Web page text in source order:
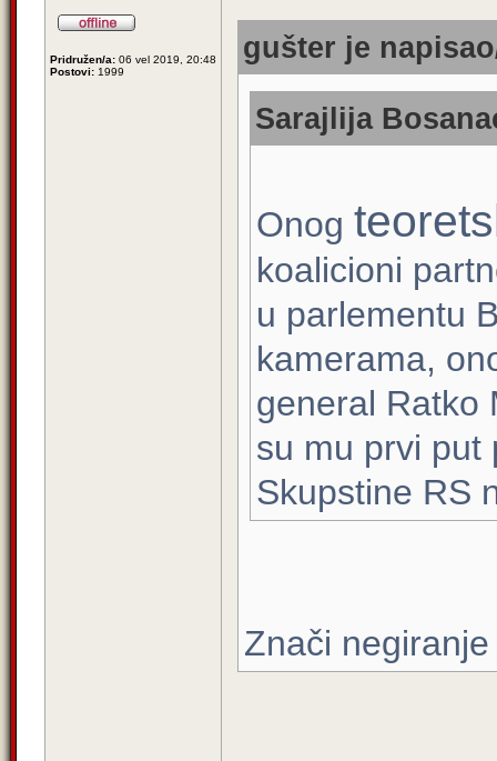
Pridružen/a: 06 vel 2019, 20:48
Postovi: 1999
gušter je
Sarajlija
Onog
koalicioni
u parlementu
kamerama,
general Ratko
su mu prvi put
Skupstine RS
Znači